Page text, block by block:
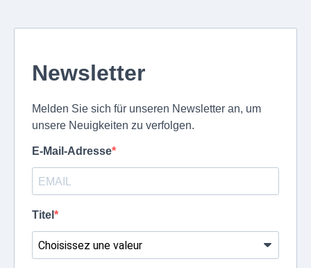
Newsletter
Melden Sie sich für unseren Newsletter an, um
unsere Neuigkeiten zu verfolgen.
E-Mail-Adresse
Titel